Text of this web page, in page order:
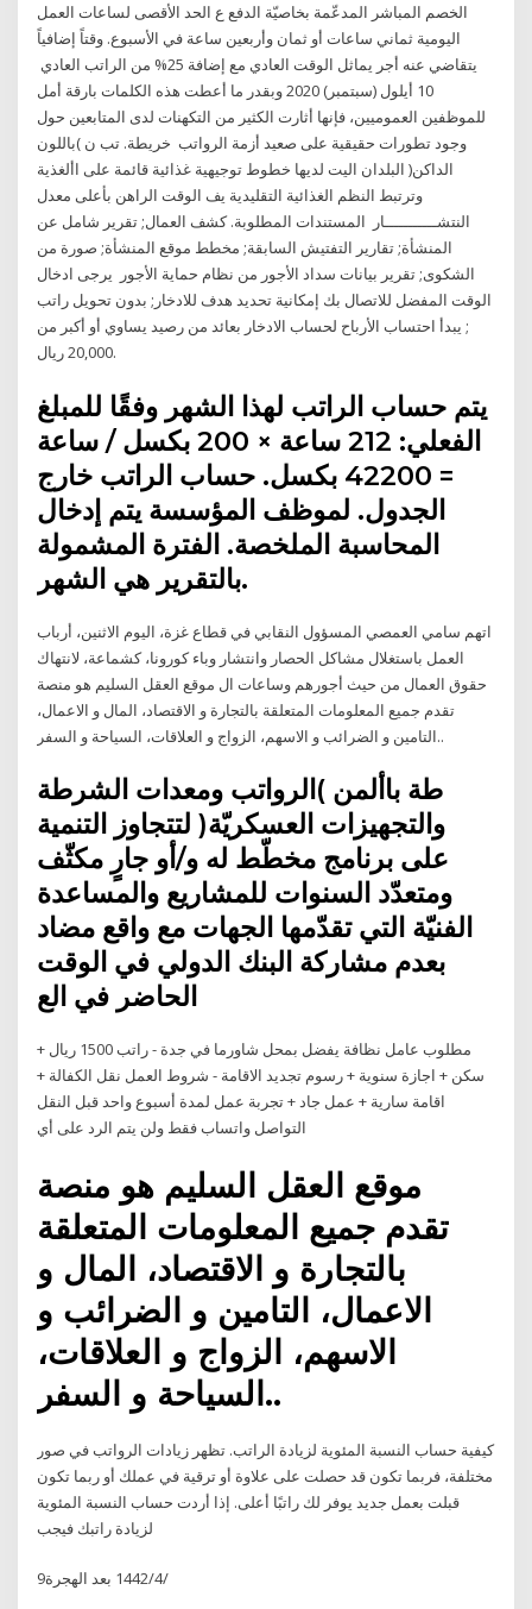
الخصم المباشر المدعّمة بخاصيّة الدفع ع الحد الأقصى لساعات العمل
اليومية ثماني ساعات أو ثمان وأربعين ساعة في الأسبوع. وقتاً إضافياً
يتقاضي عنه أجر يماثل الوقت العادي مع إضافة 25% من الراتب العادي
10 أيلول (سبتمبر) 2020 وبقدر ما أعطت هذه الكلمات بارقة أمل
للموظفين العموميين، فإنها أثارت الكثير من التكهنات لدى المتابعين حول
وجود تطورات حقيقية على صعيد أزمة الرواتب خريطة. تب ن )باللون
الداكن( البلدان اليت لديها خطوط توجيهية غذائية قائمة على األغذية
وترتبط النظم الغذائية التقليدية يف الوقت الراهن بأعلى معدل
النتشـــــــــــار المستندات المطلوبة. كشف العمال; تقرير شامل عن
المنشأة; تقارير التفتيش السابقة; مخطط موقع المنشأة; صورة من
الشكوى; تقرير بيانات سداد الأجور من نظام حماية الأجور يرجى ادخال
الوقت المفضل للاتصال بك إمكانية تحديد هدف للادخار; بدون تحويل راتب
; يبدأ احتساب الأرباح لحساب الادخار بعائد من رصيد يساوي أو أكبر من
20,000 ريال.
يتم حساب الراتب لهذا الشهر وفقًا للمبلغ
الفعلي: 212 ساعة × 200 بكسل / ساعة
= 42200 بكسل. حساب الراتب خارج
الجدول. لموظف المؤسسة يتم إدخال
المحاسبة الملخصة. الفترة المشمولة
بالتقرير هي الشهر.
اتهم سامي العمصي المسؤول النقابي في قطاع غزة، اليوم الاثنين، أرباب
العمل باستغلال مشاكل الحصار وانتشار وباء كورونا، كشماعة، لانتهاك
حقوق العمال من حيث أجورهم وساعات ال موقع العقل السليم هو منصة
تقدم جميع المعلومات المتعلقة بالتجارة و الاقتصاد، المال و الاعمال،
التامين و الضرائب و الاسهم، الزواج و العلاقات، السياحة و السفر..
طة باألمن )الرواتب ومعدات الشرطة
والتجهيزات العسكريّة( لتتجاوز التنمية
على برنامج مخطّط له و/أو جارٍ مكثّف
ومتعدّد السنوات للمشاريع والمساعدة
الفنيّة التي تقدّمها الجهات مع واقع مضاد
بعدم مشاركة البنك الدولي في الوقت
الحاضر في الع
مطلوب عامل نظافة يفضل بمحل شاورما في جدة - راتب 1500 ريال +
سكن + اجازة سنوية + رسوم تجديد الاقامة - شروط العمل نقل الكفالة +
اقامة سارية + عمل جاد + تجربة عمل لمدة أسبوع واحد قبل النقل
التواصل واتساب فقط ولن يتم الرد على أي
موقع العقل السليم هو منصة
تقدم جميع المعلومات المتعلقة
بالتجارة و الاقتصاد، المال و
الاعمال، التامين و الضرائب و
الاسهم، الزواج و العلاقات،
السياحة و السفر..
كيفية حساب النسبة المئوية لزيادة الراتب. تظهر زيادات الرواتب في صور
مختلفة، فربما تكون قد حصلت على علاوة أو ترقية في عملك أو ربما تكون
قبلت بعمل جديد يوفر لك راتبًا أعلى. إذا أردت حساب النسبة المئوية
لزيادة راتبك فيجب
9‏‏/4‏‏/1442 بعد الهجرة